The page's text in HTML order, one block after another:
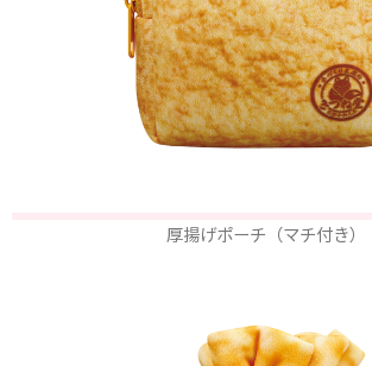
厚揚げポーチ（マチ付き）